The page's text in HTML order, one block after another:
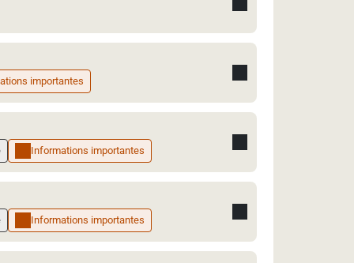
importantes
Informations importantes
Informations importantes